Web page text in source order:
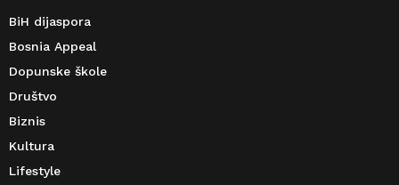
BiH dijaspora
Bosnia Appeal
Dopunske škole
Društvo
Biznis
Kultura
Lifestyle